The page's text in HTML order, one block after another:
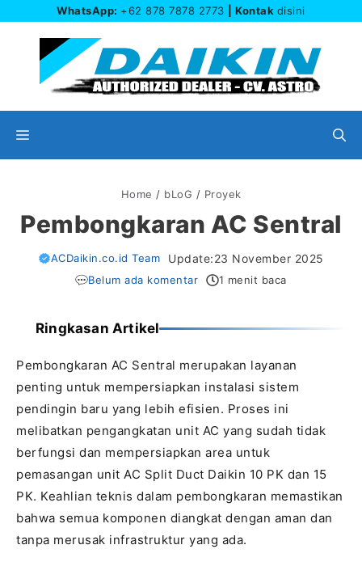
LangsungWhatsApp: +62 878 7878 2773 | Kontak disini
Menu
Home / bLoG / Proyek
Pembongkaran AC Sentral
ACDaikin.co.id Team Update:23 November 2025
Belum ada komentar 1 menit baca
Ringkasan Artikel
Pembongkaran AC Sentral merupakan layanan
penting untuk mempersiapkan instalasi sistem
pendingin baru yang lebih efisien. Proses ini
melibatkan pengangkatan unit AC yang sudah tidak
berfungsi dan mempersiapkan area untuk
pemasangan unit AC Split Duct Daikin 10 PK dan 15
PK. Keahlian teknis dalam pembongkaran memastikan
bahwa semua komponen diangkat dengan aman dan
tanpa merusak infrastruktur yang ada.